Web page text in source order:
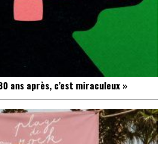
ans après, c’est miraculeux »